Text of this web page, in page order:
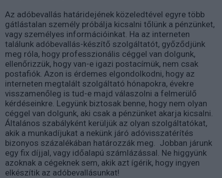
Az adóbevallás határidejének közeledtével egyre több
gátlástalan személy próbálja kicsalni tőlünk a pénzünket,
vagy személyes információinkat. Ha az interneten
találunk adóbevallás-készítő szolgáltatót, győződjünk
meg róla, hogy professzionális céggel van dolgunk,
ellenőrizzük, hogy van-e igazi postacímük, nem csak
postafiók. Azon is érdemes elgondolkodni, hogy az
interneten megtalált szolgáltató hónapokra, évekre
visszamenőleg is tud-e majd válaszolni a felmerülő
kérdéseinkre. Legyünk biztosak benne, hogy nem olyan
céggel van dolgunk, aki csak a pénzünket akarja kicsalni.
Általános szabályként kerüljük az olyan szolgáltatókat,
akik a munkadíjukat a nekünk járó adóvisszatérítés
bizonyos százalékában határozzák meg. Jobban járunk
egy fix díjjal, vagy időalapú számlázással. Ne higgyünk
azoknak a cégeknek sem, akik azt ígérik, hogy ingyen
elkészítik az adóbevallásunkat!